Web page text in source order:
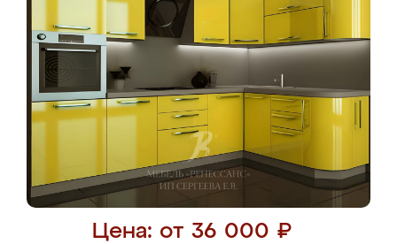
Цена: от 36 000 ₽